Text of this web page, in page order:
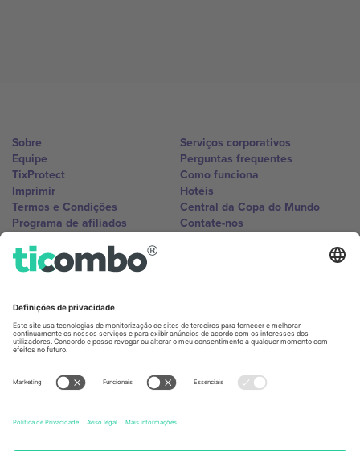
Sobre
Equipe
TixProtect
Imprimir
Termos e Condições
Programa de afiliados
Serviços corporativos
Perguntas frequentes
Como funciona
Hotéis
Central da Copa do Mundo
Contate-nos
Escritórios Ticombo
Germany